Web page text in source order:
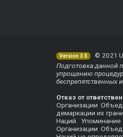
Version 3.5
© 2021
Подготовка данной
упрощению
беспрепятственных
Отказ от
Организации
демаркации их
Наций.
Организации